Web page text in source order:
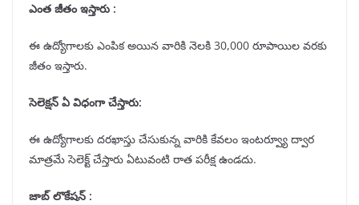
ఎంత జీతం ఇస్తారు :
ఈ ఉద్యోగాలకు ఎంపిక అయిన వారికి నెలకి 30,000 రూపాయిల వరకు
జీతం ఇస్తారు.
సెలెక్షన్ ఏ విధంగా చేస్తారు:
ఈ ఉద్యోగాలకు దరఖాస్తు చేసుకున్న వారికి కేవలం ఇంటర్వ్యూ ద్వార
మాత్రమే సెలెక్ట్ చేస్తారు ఏటువంటి రాత పరీక్ష ఉండదు.
జాబ్ లొకేషన్ :